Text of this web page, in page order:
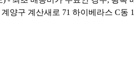
계양구 계산새로 71 하이베라스 C동